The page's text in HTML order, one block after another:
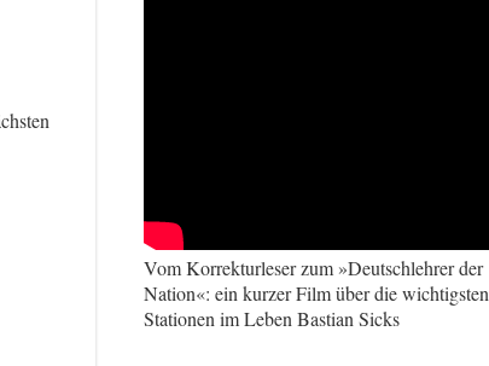
Vom Korrekturleser zum »Deutschlehrer der
Nation«: ein kurzer Film über die wichtigsten
Stationen im Leben Bastian Sicks